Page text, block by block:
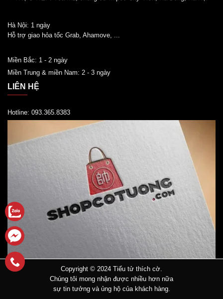
Hà Nội: 1 ngày
Hỗ trợ giao hỏa tốc Grab, Ahamove, ...
Miền Bắc: 1 - 2 ngày
Miền Trung & miền Nam: 2 - 3 ngày
LIÊN HỆ
Hotline: 093.365.8383
Copyright © 2024 Tiểu tử thích cờ.
Chúng tôi mong nhận được nhiều hơn nữa
sự tin tưởng và ủng hộ của khách hàng.